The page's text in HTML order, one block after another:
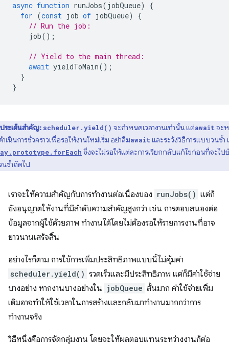
async function runJobs( jobQueue)
{
for (const job of jobQueue)
{
// Run the job:
job();
// Yield to the main thread:
await yieldToMain();
}
}
ประเด็นสำคัญ: scheduler.yield() จะกำหนดเวลางานเท่านั้น แต่await จะ
ำเนินการชั่วคราวเพื่อรอให้งานใหม่เริ่ม อย่าลืมawait และระวังวิธีการแบบวนซ้ำ
ซึ่งจะไม่รอให้แต่ละการเรียกกลับแก้ไขก่อนที่จะไป
นซ้ำถัดไป
เราจะให้ความสำคัญกับการทำงานต่อเนื่องของ runJobs() แต่ก็
ยังอนุญาตให้งานที่มีลำดับความสำคัญสูงกว่า เช่น การตอบสนองต่อ
ข้อมูลจากผู้ใช้ด้วยภาพ ทำงานได้โดยไม่ต้องรอให้รายการงานที่อาจ
ยาวนานเสร็จสิ้น
อย่างไรก็ตาม การใช้การเพิ่มประสิทธิภาพแบบนี้ไม่คุ้มค่า
scheduler.yield() รวดเร็วและมีประสิทธิภาพ แต่ก็มีค่าใช้จ่าย
บางอย่าง หากงานบางอย่างใน jobQueue สั้นมาก ค่าใช้จ่ายเพิ่ม
เติมอาจทำให้ใช้เวลาในการสร้างและกลับมาทำงานมากกว่าการ
ทำงานจริง
วิธีหนึ่งคือการจัดกลุ่มงาน โดยจะให้ผลตอบแทนระหว่างงานก็ต่อ